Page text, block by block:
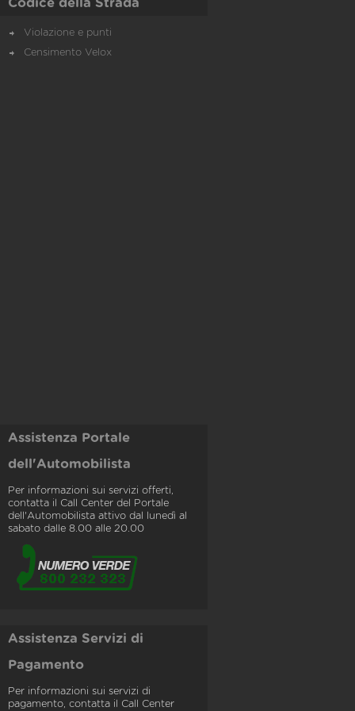
Codice della Strada
Violazione e punti
Censimento Velox
Assistenza Portale
dell'Automobilista
Per informazioni sui servizi offerti,
contatta il Call Center del Portale
dell'Automobilista attivo dal lunedì al
sabato dalle 8.00 alle 20.00
Assistenza Servizi di
Pagamento
Per informazioni sui servizi di
pagamento, contatta il Call Center